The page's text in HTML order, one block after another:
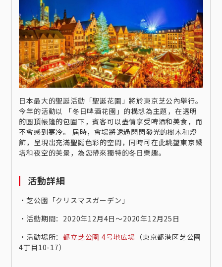
日本最大的聖誕活動「聖誕花園」將於東京芝公內舉行。
今年的活動以 「冬日啤酒花園」的構想為主題，在透明
的圓頂帳篷的包圍下，賓客可以盡情享受啤酒和美食，而
不會感到寒冷。 屆時，會場將透過閃閃發光的樹木和燈
飾，呈現出充滿聖誕色彩的空間，同時可在此眺望東京鐵
塔和夜空的美景，為您帶來獨特的冬日樂趣。
活動詳細
‧芝公園「クリスマスガーデン」
‧活動期間：2020年12月4日～2020年12月25日
‧活動場所：都立芝公園 4号地広場 （東京都港区芝公園
4丁目10-17）